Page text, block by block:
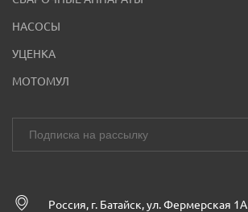
НАСОСЫ
УЦЕНКА
МОТОМУЛ
Россия, г. Батайск, ул. Фермерская 1А